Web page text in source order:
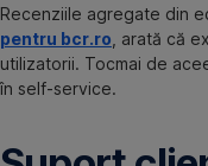
Recenziile agregate din
pentru bcr.ro , arată că
utilizatorii. Tocmai de
în self-service.